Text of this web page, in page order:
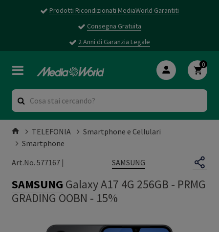
Prodotti Ricondizionati MediaWorld Garantiti
Consegna Gratuita
2 Anni di Garanzia Legale
0
TELEFONIA
Smartphone e Cellulari
Smartphone
Art.No. 577167 |
SAMSUNG
SAMSUNG Galaxy A17 4G 256GB - PRMG
GRADING OOBN - 15%